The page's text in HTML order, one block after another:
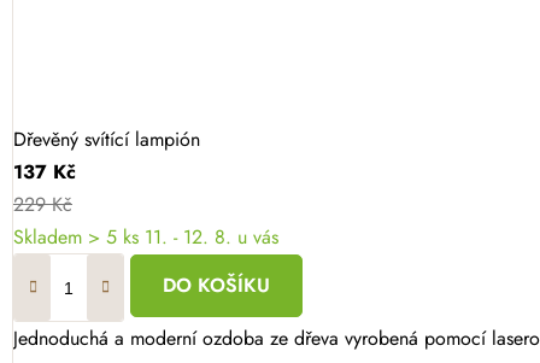
Dřevěný svítící lampión
137 Kč
229 Kč
Skladem > 5 ks 11. - 12. 8. u vás
DO KOŠÍKU
Jednoduchá a moderní ozdoba ze dřeva vyrobená pomocí